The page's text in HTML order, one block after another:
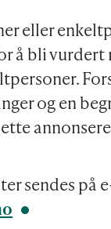
eller
å bli
og en
sendes på